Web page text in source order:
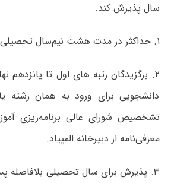
سال پذیرش کند.
۱. حداکثر در مدت هشت نیم‌سال تحصیلی دانش‌آموخته شود.
۲. برگزیدگان رتبه های اول تا پانزدهم
دانشجویی برای ورود به همان رشته
تشخصیص شورای عالی برنامه‌ریزی
معرفی‌نامه از دبیرخانه المپیاد.
۳. پذیرش برای سال تحصیلی بلافاصله